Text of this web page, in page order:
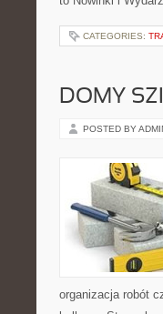
CATEGORIES:
DOMY
POSTED BY
organizacja robót